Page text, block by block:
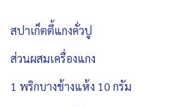
สปาเก็ตตี้แกงคั่วปู
ส่วนผสมเครื่องแกง
1 พริกบางช้างแห้ง 10 กรัม